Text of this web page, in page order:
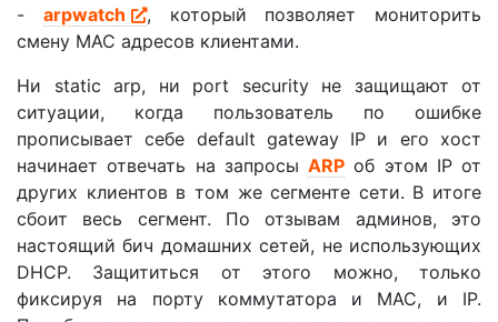
- arpwatch
, который позволяет мониторить
смену MAC адресов клиентами.
Ни static arp, ни port security не защищают от
ситуации, когда пользователь по ошибке
прописывает себе default gateway IP и его хост
начинает отвечать на запросы ARP об этом IP от
других клиентов в том же сегменте сети. В итоге
сбоит весь сегмент. По отзывам админов, это
настоящий бич домашних сетей, не использующих
DHCP. Защититься от этого можно, только
фиксируя на порту коммутатора и MAC, и IP.